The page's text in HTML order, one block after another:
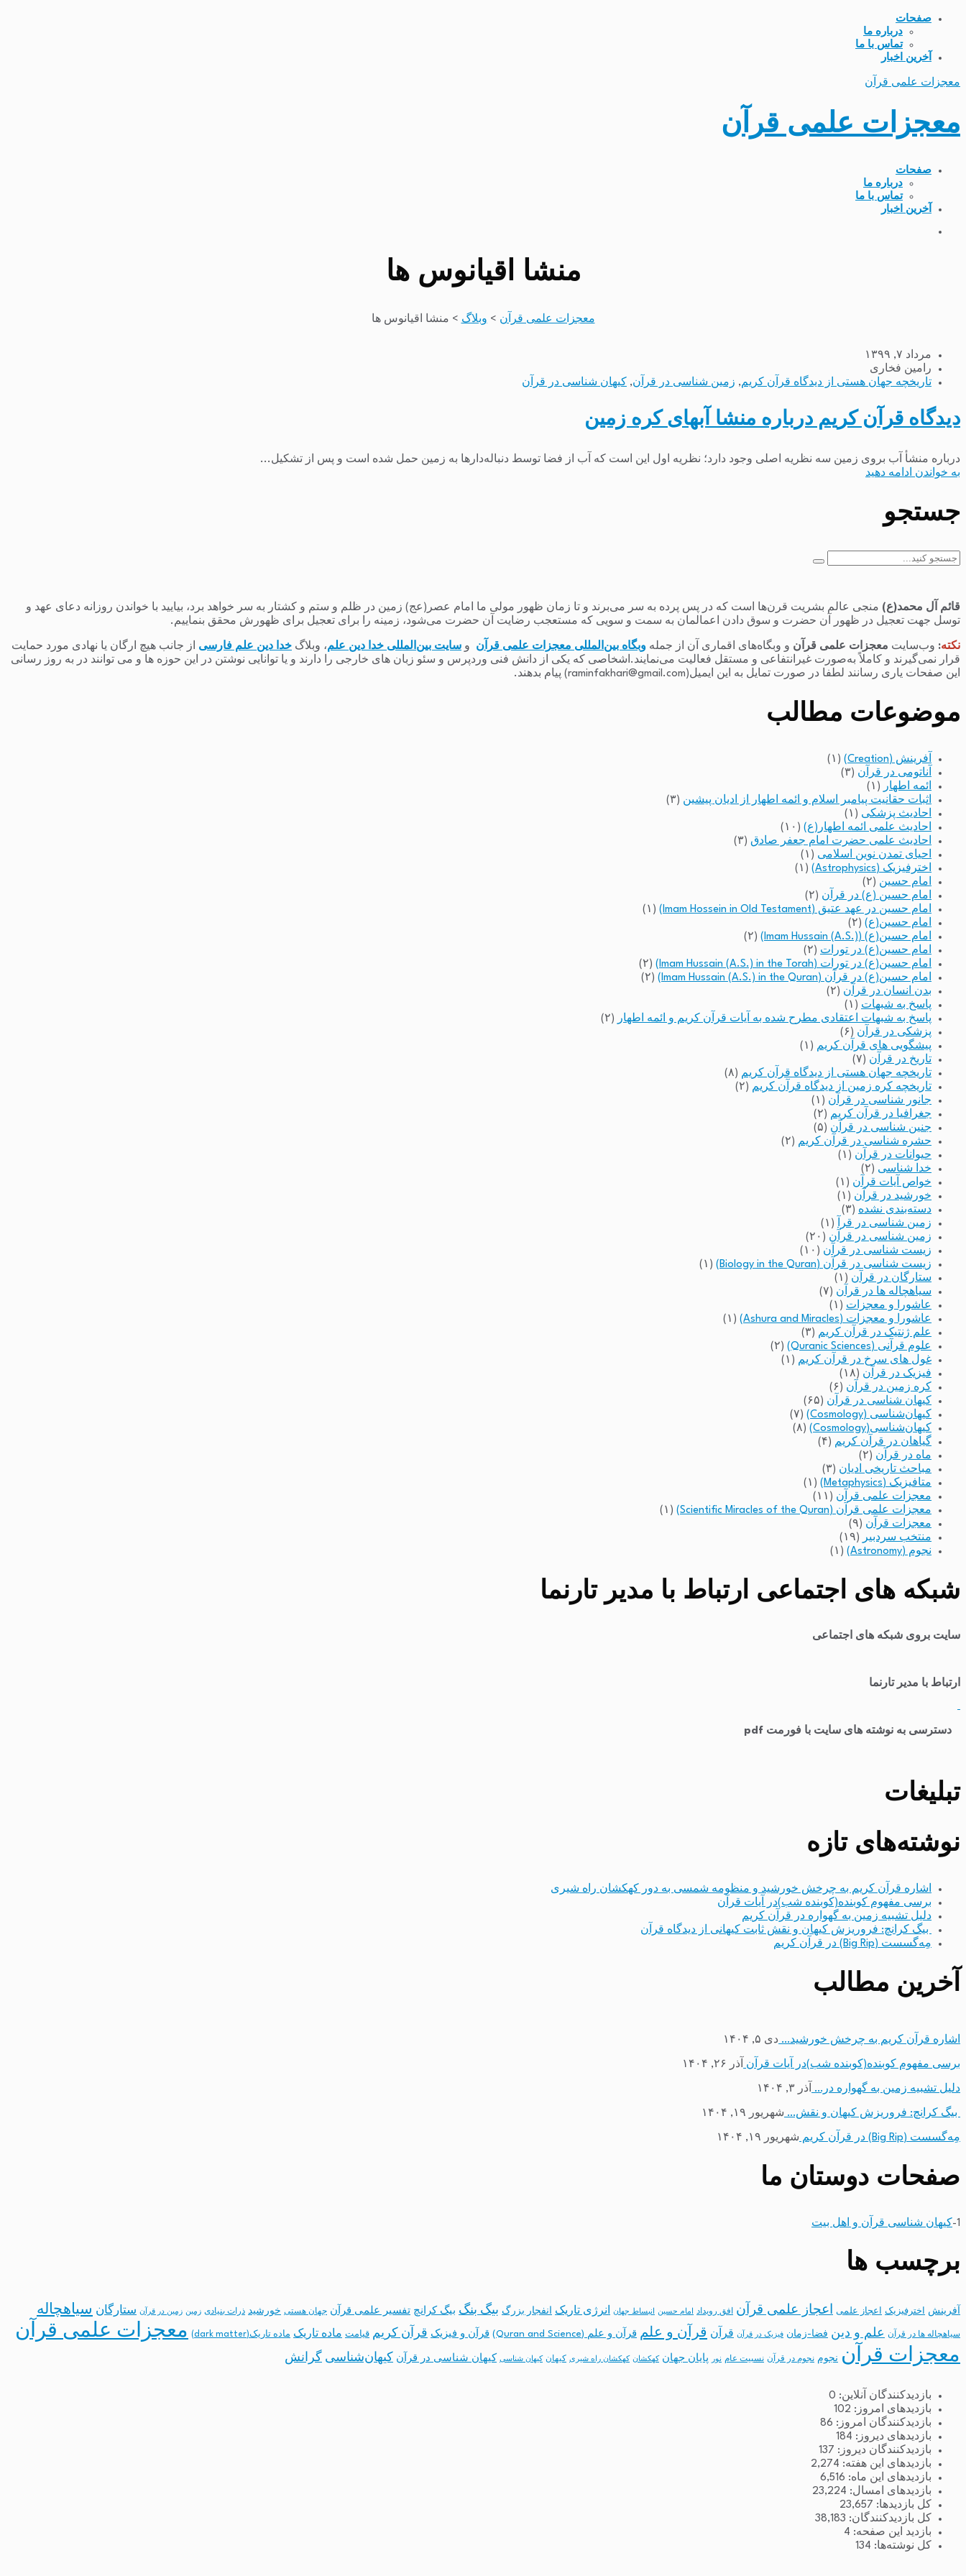
صفحات
درباره ما
تماس با ما
آخرین اخبار
معجزات علمی قرآن
معجزات علمی قرآن
صفحات
درباره ما
تماس با ما
آخرین اخبار
منشا اقیانوس ها
معجزات علمی قرآن > وبلاگ > منشا اقیانوس ها
مرداد ۷, ۱۳۹۹
رامین فخاری
تاریخچه جهان هستی از دیدگاه قرآن کریم, زمین شناسی در قرآن, کیهان شناسی در قرآن
دیدگاه قرآن کریم درباره منشا آبهای کره زمین
درباره منشأ آب بروی زمین سه نظریه اصلی وجود دارد؛ نظریه اول این است که آب از فضا توسط دنباله‌دارها به زمین حمل شده است و پس از تشکیل...
به خواندن ادامه دهید
جستجو
جستجو
قائم آل محمد(ع) منجی عالم بشریت قرن‌ها است که در پس پرده به سر می‌برند و تا زمان ظهور مولی ما امام عصر(عج) زمین در ظلم و ستم و کشتار به سر خواهد برد، بیایید با خواندن روزانه دعای عهد و
توسل جهت تعجیل در ظهور آن حضرت و سوق دادن اعمالمان به سمت و سویی که مستعجب رضایت آن حضرت می‌شود، زمینه را برای تعجیل برای ظهورش محقق بنماییم.
نکته: وب‌سایت معجزات علمی قرآن و وبگاه‌های اقماری آن از جمله وبگاه بین‌المللی معجزات علمی قرآن و سایت بین‌المللی خدا دین علم، وبلاگ خدا دین علم فارسی از جانب هیچ ارگان یا نهادی مورد حمایت
قرار نمی‌گیرند و کاملاً به‌صورت غیرانتفاعی و مستقل فعالیت می‌نمایند.اشخاصی که یکی از دانش فنی وردپرس و سئو زبان های خارجی را دارند و یا توانایی نوشتن در این حوزه ها و می توانند در به روز رسانی
این صفحات یاری رسانند لطفا در صورت تمایل به این ایمیل(raminfakhari@gmail.com) پیام بدهند.
موضوعات مطالب
آفرینش (Creation)
(۱)
آناتومی در قرآن (۳)
ائمه اطهار
(۱)
اثبات حقانیت پیامبر اسلام و ائمه اطهار از ادیان پیشین (۳)
احادیث پزشکی (۱)
احادیث علمی ائمه اطهار(ع) (۱۰)
احادیث علمی حضرت امام جعفر صادق (۳)
احیای تمدن نوین اسلامی (۱)
اخترفیزیک (Astrophysics)
(۱)
امام حسین (۲)
امام حسین (ع) در قرآن (۲)
امام حسین در عهد عتیق (Imam Hossein in Old Testament)
(۱)
امام حسین(ع) (۲)
امام حسین(ع) (Imam Hussain (A.S.))
(۲)
امام حسین(ع) در تورات (۲)
امام حسین(ع) در تورات (Imam Hussain (A.S.) in the Torah)
(۲)
امام حسین(ع) در قرآن (Imam Hussain (A.S.) in the Quran)
(۲)
بدن انسان در قرآن (۲)
پاسخ به شبهات (۱)
پاسخ به شبهات اعتقادی مطرح شده به آیات قرآن کریم و ائمه اطهار
(۲)
پزشکی در قرآن (۶)
پیشگویی های قرآن کریم (۱)
تاریخ در قرآن (۷)
تاریخچه جهان هستی از دیدگاه قرآن کریم (۸)
تاریخچه کره زمین از دیدگاه قرآن کریم (۲)
جانور شناسی در قرآن (۱)
جغرافیا در قرآن کریم (۲)
جنین شناسی در قرآن (۵)
حشره شناسی در قرآن کریم (۲)
حیوانات در قرآن (۱)
خدا شناسی (۲)
خواص آیات قرآن (۱)
خورشید در قرآن (۱)
دسته‌بندی نشده (۳)
زمین شناسی در قرآ
(۱)
زمین شناسی در قرآن (۲۰)
زیست شناسی در قرآن (۱۰)
زیست شناسی در قرآن (Biology in the Quran)
(۱)
ستارگان در قرآن (۱)
سیاهچاله ها در قرآن (۷)
عاشورا و معجزات (۱)
عاشورا و معجزات (Ashura and Miracles)
(۱)
علم ژنتیک در قرآن کریم (۳)
علوم قرآنی (Quranic Sciences)
(۲)
غول های سرخ در قرآن کریم (۱)
فیزیک در قرآن (۱۸)
کره زمین در قرآن (۶)
کیهان شناسی در قرآن (۶۵)
کیهان‌شناسی (Cosmology)
(۷)
کیهان‌شناسی(Cosmology)
(۸)
گیاهان در قرآن کریم (۴)
ماه در قرآن (۲)
مباحث تاریخی ادیان (۳)
متافیزیک (Metaphysics)
(۱)
معجزات علمی قرآن (۱۱)
معجزات علمی قرآن (Scientific Miracles of the Quran)
(۱)
معجزات قرآن (۹)
منتخب سردبیر
(۱۹)
نجوم (Astronomy)
(۱)
شبکه های اجتماعی ارتباط با مدیر تارنما
سایت بروی شبکه های اجتماعی
ارتباط با مدیر تارنما
دسترسی به نوشته های سایت با فورمت pdf
تبلیغات
نوشته‌های تازه
اشاره قرآن کریم به چرخش خورشید و منظومه شمسی به دور کهکشان راه شیری
برسی مفهوم کوبنده(کوبنده شب)در آیات قرآن
دلیل تشبیه زمین به گهواره در قرآن کریم
بیگ کرانچ: فروریزش کیهان و نقش ثابت کیهانی از دیدگاه قرآن
مِه‌گسست (Big Rip) در قرآن کریم
آخرین مطالب
اشاره قرآن کریم به چرخش خورشید… دی ۵, ۱۴۰۴
برسی مفهوم کوبنده(کوبنده شب)در آیات قرآن آذر ۲۶, ۱۴۰۴
دلیل تشبیه زمین به گهواره در… آذر ۳, ۱۴۰۴
بیگ کرانچ: فروریزش کیهان و نقش… شهریور ۱۹, ۱۴۰۴
مِه‌گسست (Big Rip) در قرآن کریم شهریور ۱۹, ۱۴۰۴
صفحات دوستان ما
1- کیهان شناسی قرآن و اهل بیت
برچسب ها
آفرینش اخترفیزیک اعجاز علمی اعجاز علمی قرآن افق رویداد امام حسین انبساط جهان انرژی تاریک انفجار بزرگ بیگ بنگ بیگ کرانچ تفسیر علمی قرآن جهان هستی خورشید ذرات بنیادی زمین زمین در قرآن ستارگان سیاهچاله
سیاهچاله ها در قرآن علم و دین فضا-زمان فیزیک در قرآن قرآن قرآن و علم قرآن و علم (Quran and Science) قرآن و فیزیک قرآن کریم قیامت ماده تاریک ماده تاریک(dark matter) معجزات علمی قرآن
معجزات قرآن نجوم نجوم در قرآن نسبیت عام نور پایان جهان کهکشان کهکشان راه شیری کیهان کیهان شناسی کیهان شناسی در قرآن کیهان‌شناسی گرانش
بازدیدکنندگان آنلاین: 0
بازدیدهای امروز: 102
بازدیدکنندگان امروز: 86
بازدیدهای دیروز: 184
بازدیدکنندگان دیروز: 137
بازدیدهای این هفته: 2,274
بازدیدهای این ماه: 6,516
بازدیدهای امسال: 23,224
کل بازدیدها: 23,657
کل بازدیدکنند‌گان: 38,183
بازدید این صفحه: 4
کل نوشته‌ها: 134